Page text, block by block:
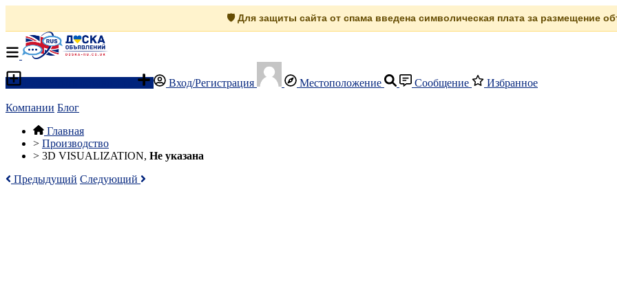
🛡️ Для защиты сайта от спама введена символическая плата за размещение
Вход/Регистрация Местоположение Сообщение Избранное
Компании Блог
Главная
> Производство
> 3D VISUALIZATION, Не указана
Предыдущий Следующий